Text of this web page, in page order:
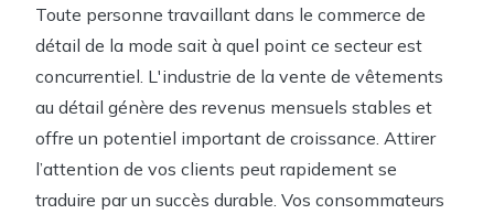
Toute personne travaillant dans le commerce de
détail de la mode sait à quel point ce secteur est
concurrentiel. L'industrie de la vente de vêtements
au détail génère des revenus mensuels stables et
offre un potentiel important de croissance. Attirer
l’attention de vos clients peut rapidement se
traduire par un succès durable. Vos consommateurs